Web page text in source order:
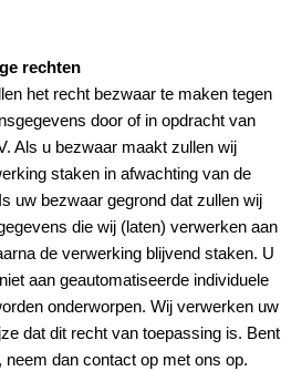
rechten
het recht bezwaar te maken tegen
door of in opdracht van
Als u bezwaar maakt zullen wij
staken in afwachting van de
uw bezwaar gegrond dat zullen wij
die wij (laten) verwerken aan
de verwerking blijvend staken. U
aan geautomatiseerde individuele
onderworpen. Wij verwerken uw
dat dit recht van toepassing is. Bent
dan contact op met ons op.